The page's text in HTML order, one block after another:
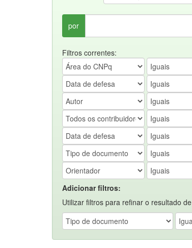
por
Filtros correntes:
Adicionar filtros:
Utilizar filtros para refinar o resultado